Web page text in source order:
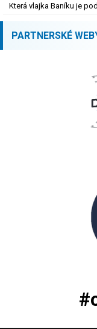
Která vlajka Baníku je
PARTNERSKÉ